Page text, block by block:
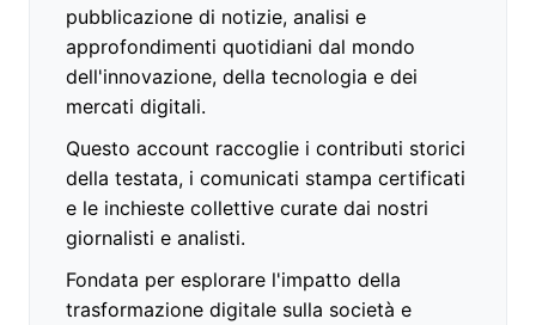
pubblicazione di notizie, analisi e
approfondimenti quotidiani dal mondo
dell'innovazione, della tecnologia e dei
mercati digitali.
Questo account raccoglie i contributi storici
della testata, i comunicati stampa certificati
e le inchieste collettive curate dai nostri
giornalisti e analisti.
Fondata per esplorare l'impatto della
trasformazione digitale sulla società e